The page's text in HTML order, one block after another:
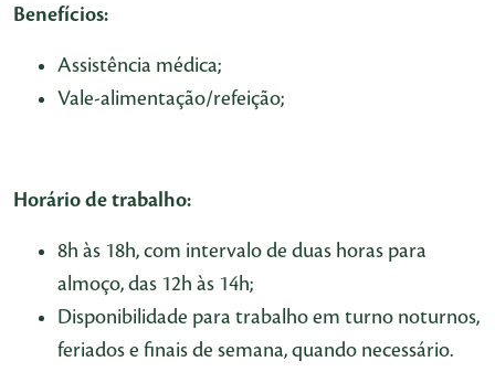
Benefícios:
Assistência médica;
Vale-alimentação/refeição;
Horário de trabalho:
8h às 18h, com intervalo de duas horas para
almoço, das 12h às 14h;
Disponibilidade para trabalho em turno noturnos,
feriados e finais de semana, quando necessário.